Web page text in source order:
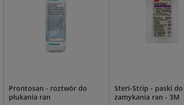
Prontosan - roztwór do
płukania ran
Steri-Strip - paski do
zamykania ran - 3M